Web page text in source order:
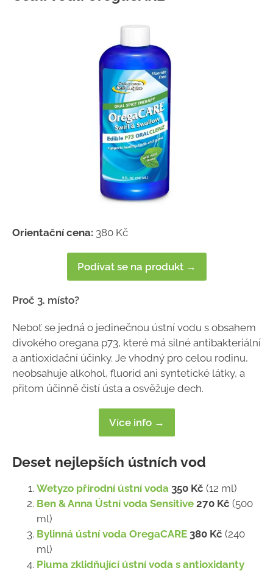
Orientační cena: 380 Kč
Podívat se na produkt →
Proč 3. místo?
Neboť se jedná o jedinečnou ústní vodu s obsahem
divokého oregana p73, které má silné antibakteriální
a antioxidační účinky. Je vhodný pro celou rodinu,
neobsahuje alkohol, fluorid ani syntetické látky, a
přitom účinně čistí ústa a osvěžuje dech.
Více info →
Deset nejlepších ústních vod
Wetyzo přírodní ústní voda 350 Kč (12 ml)
Ben & Anna Ústní voda Sensitive 270 Kč (500
ml)
Bylinná ústní voda OregaCARE 380 Kč (240
ml)
Piuma zklidňující ústní voda s antioxidanty